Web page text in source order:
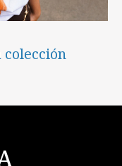
colección